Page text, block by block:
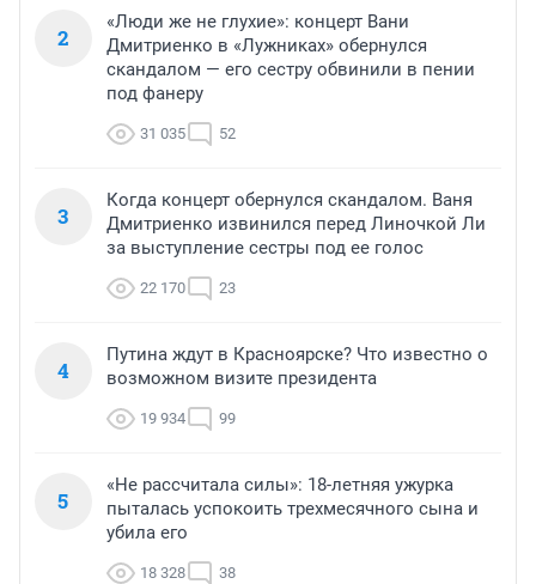
2
«Люди же не глухие»: концерт Вани
Дмитриенко в «Лужниках» обернулся
скандалом — его сестру обвинили в пении
под фанеру
31 035 52
3
Когда концерт обернулся скандалом. Ваня
Дмитриенко извинился перед Линочкой Ли
за выступление сестры под ее голос
22 170 23
4
Путина ждут в Красноярске? Что известно о
возможном визите президента
19 934 99
5
«Не рассчитала силы»: 18-летняя ужурка
пыталась успокоить трехмесячного сына и
убила его
18 328 38